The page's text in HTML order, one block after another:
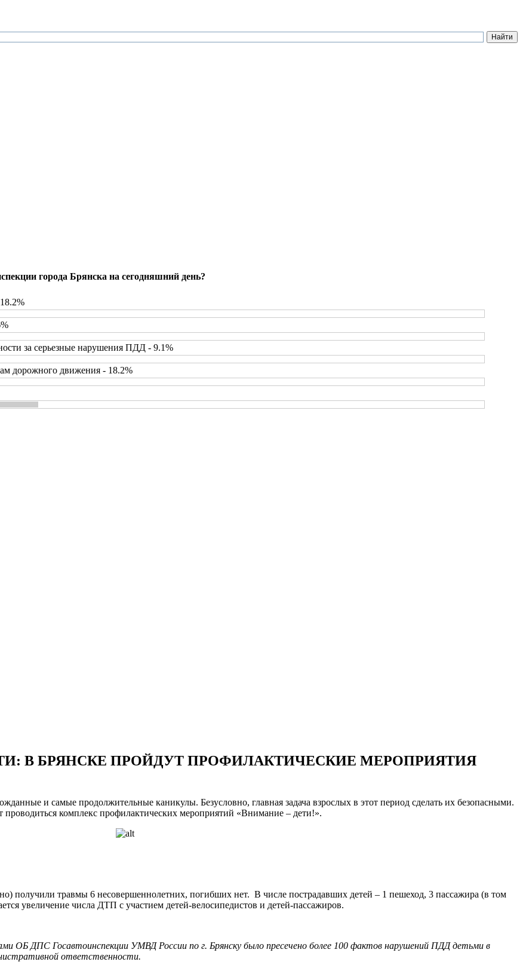
города Брянска на сегодняшний день?
за серьезные нарушения ПДД - 9.1%
дорожного движения - 18.2%
В БРЯНСКЕ ПРОЙДУТ ПРОФИЛАКТИЧЕСКИЕ МЕРОПРИЯТИЯ
и самые продолжительные каникулы. Безусловно, главная задача взрослых в этот период сделать их безопасными.
комплекс профилактических мероприятий «Внимание – дети!».
получили травмы 6 несовершеннолетних, погибших нет. В числе пострадавших детей – 1 пешеход, 3 пассажира (в том
увеличение числа ДТП с участием детей-велосипедистов и детей-пассажиров.
ОБ ДПС Госавтоинспекции УМВД России по г. Брянску было пресечено более 100 фактов нарушений ПДД детьми в
ответственности.